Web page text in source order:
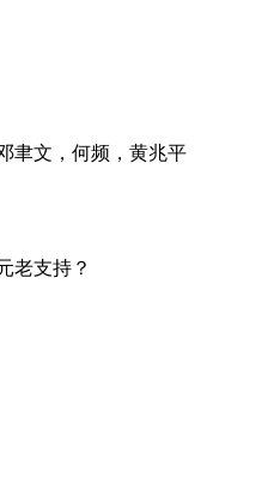
聿文，何频，黄兆平
老支持？